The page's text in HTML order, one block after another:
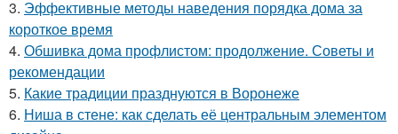
3. Эффективные методы наведения порядка дома за
короткое время
4. Обшивка дома профлистом: продолжение. Советы и
рекомендации
5. Какие традиции празднуются в Воронеже
6. Ниша в стене: как сделать её центральным элементом